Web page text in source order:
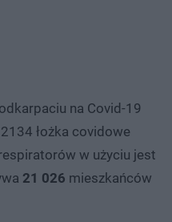
na Covid-19
łożka covidowe
w użyciu jest
21 026 mieszkańców